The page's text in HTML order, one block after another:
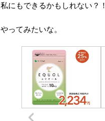
私にもできるかもしれない？！
やってみたいな。